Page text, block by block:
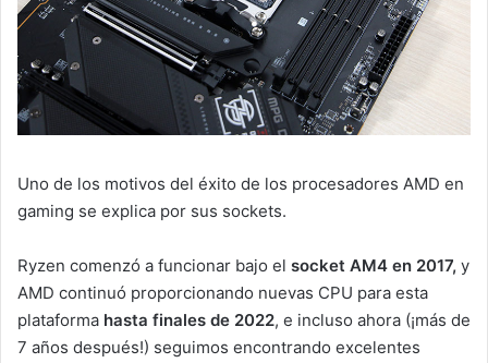
Uno de los motivos del éxito de los procesadores AMD en
gaming se explica por sus sockets.
Ryzen comenzó a funcionar bajo el socket AM4 en 2017, y
AMD continuó proporcionando nuevas CPU para esta
plataforma hasta finales de 2022, e incluso ahora (¡más de
7 años después!) seguimos encontrando excelentes